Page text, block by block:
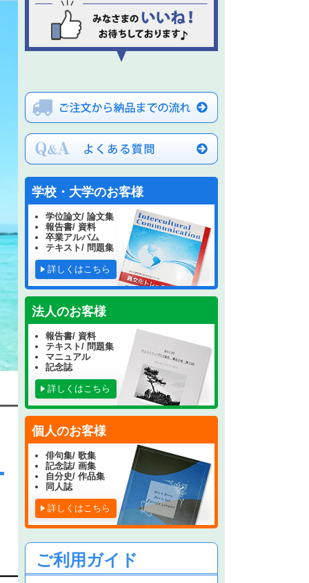
学校・大学のお客様
学位論文/ 論文集
報告書/ 資料
卒業アルバム
テキスト/ 問題集
詳しくはこちら
法人のお客様
報告書/ 資料
テキスト/ 問題集
マニュアル
記念誌
詳しくはこちら
個人のお客様
俳句集/ 歌集
記念誌/ 画集
自分史/ 作品集
同人誌
詳しくはこちら
ご利用ガイド